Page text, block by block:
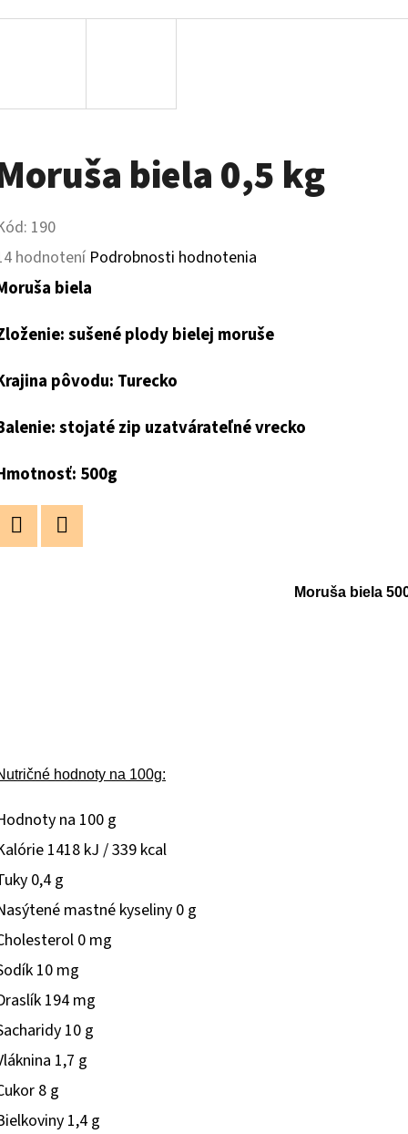
biela 0,5 kg
190
hodnotení Podrobnosti hodnotenia
biela
sušené plody bielej moruše
pôvodu: Turecko
stojaté zip uzatvárateľné vrecko
500g
Moruša biela
hodnoty na 100g:
na 100 g
1418 kJ / 339 kcal
0,4 g
mastné kyseliny0 g
0 mg
10 mg
194 mg
10 g
1,7 g
8 g
1,4 g